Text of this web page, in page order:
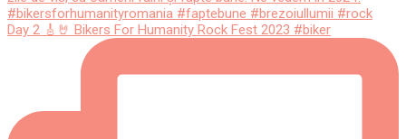
Day 2 🎸🤘 Bikers For Humanity Rock Fest 2023 #biker